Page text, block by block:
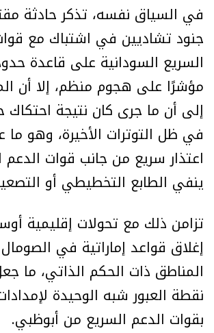
في السياق نفسه، تذكر حادثة
جنود تشاديين في اشتباك مع
السريع السودانية على قاعدة
مؤشرًا على هجوم منظم، إلا أن
إلى أن ما جرى كان نتيجة
في ظل التوترات الأخيرة، وهو ما
اعتذار سريع من جانب قوات الدعم
ينفي الطابع التخطيطي أو
تزامن ذلك مع تحولات إقليمية
إغلاق قواعد إماراتية في
المناطق ذات الحكم الذاتي، ما
نقطة العبور شبه الوحيدة
بقوات الدعم السريع من أبوظبي.